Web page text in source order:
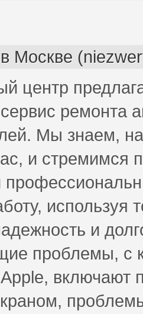
Москве
центр
сервис ремонта
Мы знаем,
и стремимся
используя
и
проблемы, с
включают